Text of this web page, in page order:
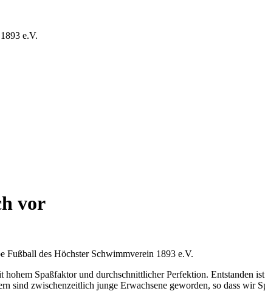
vor
Fußball des Höchster Schwimmverein 1893 e.V.
Spaßfaktor und durchschnittlicher Perfektion. Entstanden
sind zwischenzeitlich junge Erwachsene geworden, so dass wir